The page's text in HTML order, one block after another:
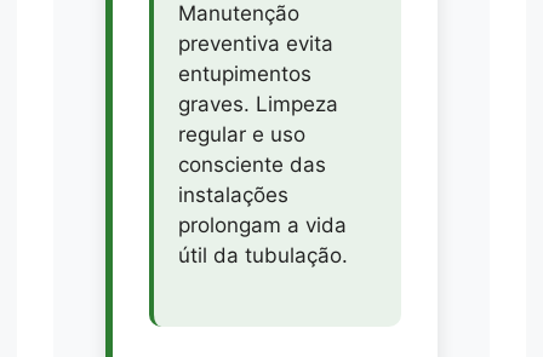
Manutenção
preventiva evita
entupimentos
graves. Limpeza
regular e uso
consciente das
instalações
prolongam a vida
útil da tubulação.